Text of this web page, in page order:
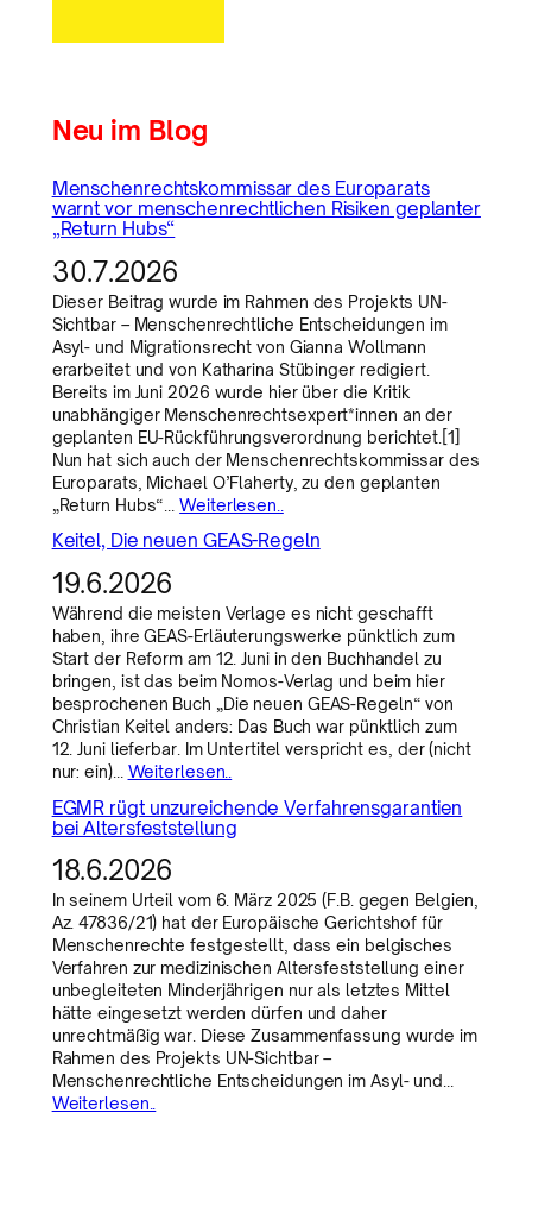
Neu im Blog
Menschenrechtskommissar des Europarats
warnt vor menschenrechtlichen Risiken geplanter
„Return Hubs“
30.7.2026
Dieser Beitrag wurde im Rahmen des Projekts UN-
Sichtbar – Menschenrechtliche Entscheidungen im
Asyl- und Migrationsrecht von Gianna Wollmann
erarbeitet und von Katharina Stübinger redigiert.
Bereits im Juni 2026 wurde hier über die Kritik
unabhängiger Menschenrechtsexpert*innen an der
geplanten EU-Rückführungsverordnung berichtet.[1]
Nun hat sich auch der Menschenrechtskommissar des
Europarats, Michael O’Flaherty, zu den geplanten
„Return Hubs“…Weiterlesen..
Keitel, Die neuen GEAS-Regeln
19.6.2026
Während die meisten Verlage es nicht geschafft
haben, ihre GEAS-Erläuterungswerke pünktlich zum
Start der Reform am 12. Juni in den Buchhandel zu
bringen, ist das beim Nomos-Verlag und beim hier
besprochenen Buch „Die neuen GEAS-Regeln“ von
Christian Keitel anders: Das Buch war pünktlich zum
12. Juni lieferbar. Im Untertitel verspricht es, der (nicht
nur: ein)… Weiterlesen..
EGMR rügt unzureichende Verfahrensgarantien
bei Altersfeststellung
18.6.2026
In seinem Urteil vom 6. März 2025 (F.B. gegen Belgien,
Az. 47836/21) hat der Europäische Gerichtshof für
Menschenrechte festgestellt, dass ein belgisches
Verfahren zur medizinischen Altersfeststellung einer
unbegleiteten Minderjährigen nur als letztes Mittel
hätte eingesetzt werden dürfen und daher
unrechtmäßig war. Diese Zusammenfassung wurde im
Rahmen des Projekts UN-Sichtbar –
Menschenrechtliche Entscheidungen im Asyl- und…
Weiterlesen..